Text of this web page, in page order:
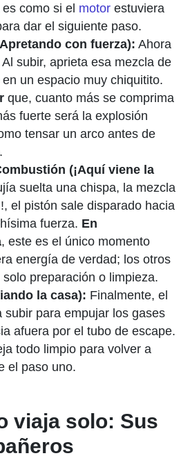
es como si el motor estuviera
dar el siguiente paso.
con fuerza): Ahora
subir, aprieta esa mezcla de
un espacio muy chiquitito.
que, cuanto más se comprima
fuerte será la explosión
tensar un arco antes de
(¡Aquí viene la
suelta una chispa, la mezcla
el pistón sale disparado hacia
fuerza. En
, este es el único momento
energía de verdad; los otros
preparación o limpieza.
la casa): Finalmente, el
subir para empujar los gases
afuera por el tubo de escape.
todo limpio para volver a
el paso uno.
viaja solo: Sus